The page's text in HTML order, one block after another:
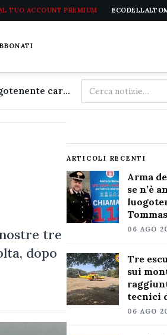
TUO ACCOUNT PREMIUM
Arma dei Carabinieri in lutto: se n'è andato troppo presto il luogotenente carica speciale Tommaso Stracqualursi
Cerca
nel
tre
dopo
ARTICOLI RECENTI
Arma
se n’è
06 AGO
Tre
sui
tecnici
06 AGO